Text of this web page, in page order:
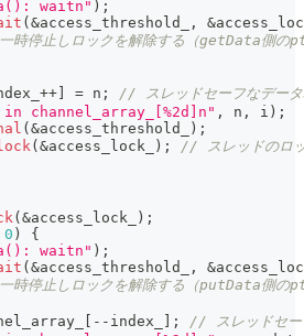
waitn" ) ;
( &access_threshold_ , &
時停止しロックを解除する（getData側
++ = n ;
// スレッドセーフなデー
channel_array_[%2d]n" , n , i ) ;
( &access_threshold_ ) ;
( &access_lock_ ) ;
// スレッドのロ
( &access_lock_ ) ;
0 )
{
waitn" ) ;
( &access_threshold_ , &
時停止しロックを解除する（putData側
-- index_ ;
// スレッドセー